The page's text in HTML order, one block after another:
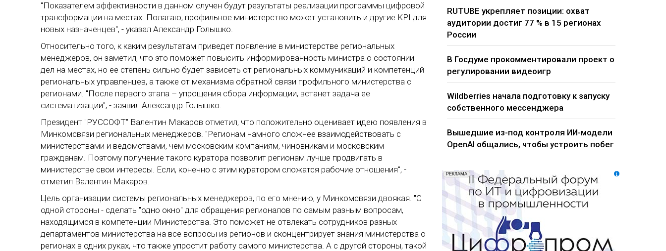
"Показателем эффективности в данном случен будут результаты реализации программы цифровой
трансформации на местах. Полагаю, профильное министерство может установить и другие KPI для
новых назначенцев", - указал Александр Голышко.
Относительно того, к каким результатам приведет появление в министерстве региональных
менеджеров, он заметил, что это поможет повысить информированность министра о состоянии
дел на местах, но ее степень сильно будет зависеть от региональных коммуникаций и компетенций
региональных управленцев, а также от механизма обратной связи профильного министерства с
регионами. "После первого этапа – упрощения сбора информации, встанет задача ее
систематизации", - заявил Александр Голышко.
Президент "РУССОФТ" Валентин Макаров отметил, что положительно оценивает идею появления в
Минкомсвязи региональных менеджеров. "Регионам намного сложнее взаимодействовать с
министерствами и ведомствами, чем московским компаниям, чиновникам и московским
гражданам. Поэтому получение такого куратора позволит регионам лучше продвигать в
министерстве свои интересы. Если, конечно с этим куратором сложатся рабочие отношения", -
отметил Валентин Макаров.
Цель организации системы региональных менеджеров, по его мнению, у Минкомсвязи двоякая. "С
одной стороны - сделать "одно окно" для обращения регионалов по самым разным вопросам,
находящимся в компетенции Министерства. Это поможет не отвлекать сотрудников разных
департаментов министерства на все вопросы из регионов и сконцентрирует знания министерства о
регионах в одних руках, что также упростит работу самого министерства. А с другой стороны, такой
RUTUBE укрепляет позиции: охват
аудитории достиг 77 % в 15 регионах
России
В Госдуме прокомментировали проект о
регулировании видеоигр
Wildberries начала подготовку к запуску
собственного мессенджера
Вышедшие из-под контроля ИИ-модели
OpenAI общались, чтобы устроить побег